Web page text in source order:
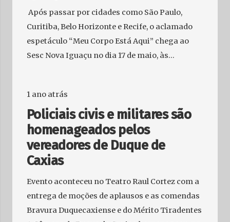
Após passar por cidades como São Paulo,
Curitiba, Belo Horizonte e Recife, o aclamado
espetáculo “Meu Corpo Está Aqui” chega ao
Sesc Nova Iguaçu no dia 17 de maio, às…
1 ano atrás
Policiais civis e militares são
homenageados pelos
vereadores de Duque de
Caxias
Evento aconteceu no Teatro Raul Cortez com a
entrega de moções de aplausos e as comendas
Bravura Duquecaxiense e do Mérito Tiradentes